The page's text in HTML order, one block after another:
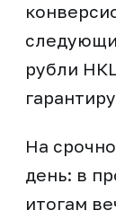
рубли
На
день: в
итогам